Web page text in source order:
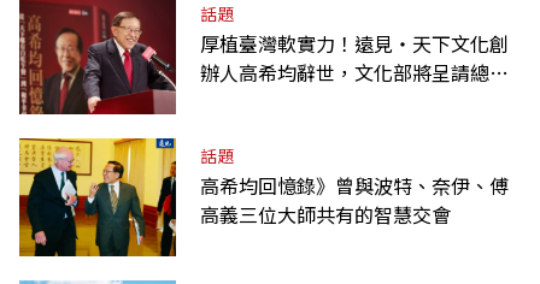
話題
厚植臺灣軟實力！遠見‧天下文化創
辦人高希均辭世，文化部將呈請總統
話題
高希均回憶錄》曾與波特、奈伊、傅
高義三位大師共有的智慧交會